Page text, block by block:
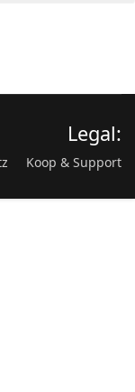
Legal:
Koop & Support